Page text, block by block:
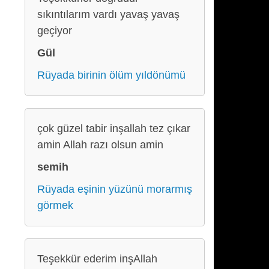
sıkıntılarım vardı yavaş yavaş
geçiyor
Gül
Rüyada birinin ölüm yıldönümü
çok güzel tabir inşallah tez çıkar
amin Allah razı olsun amin
semih
Rüyada eşinin yüzünü morarmış
görmek
Teşekkür ederim inşAllah